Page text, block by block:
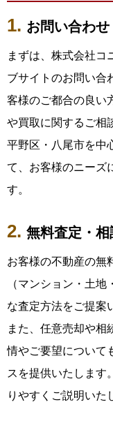
お問い合わせ
まずは、株式会社コ
ブサイトのお問い合
客様のご都合の良い
や買取に関するご相
平野区・八尾市を中
て、お客様のニーズ
す。
無料査定・相
お客様の不動産の無
（マンション・土
な査定方法をご提案
また、任意売却や相
情やご要望について
スを提供いたします
りやすくご説明いた